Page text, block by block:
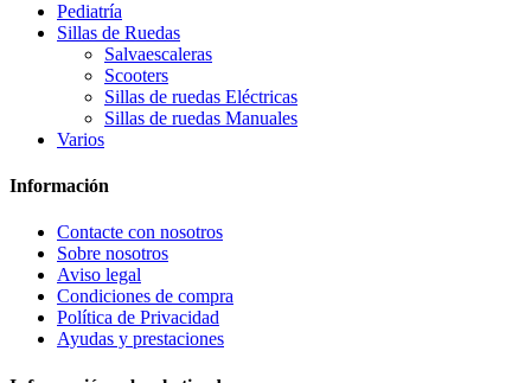
Pediatría
Sillas de Ruedas
Salvaescaleras
Scooters
Sillas de ruedas Eléctricas
Sillas de ruedas Manuales
Varios
Información
Contacte con nosotros
Sobre nosotros
Aviso legal
Condiciones de compra
Política de Privacidad
Ayudas y prestaciones